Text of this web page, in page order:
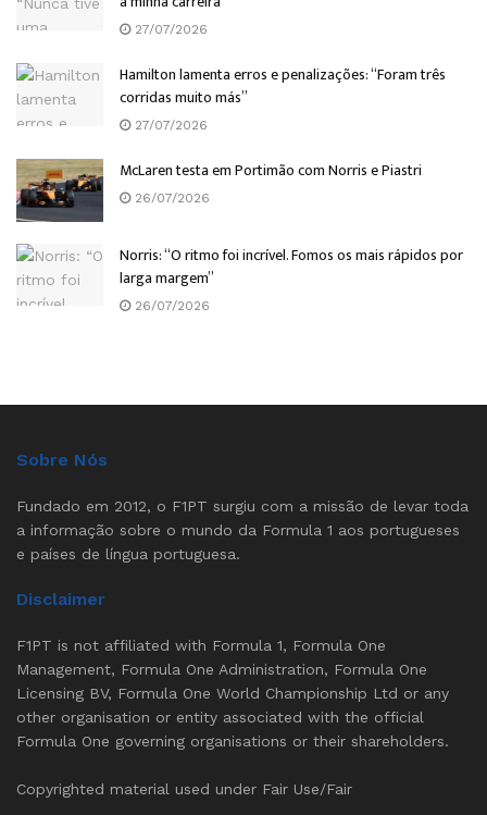
27/07/2026
Hamilton lamenta erros e penalizações: “Foram três
corridas muito más”
27/07/2026
McLaren testa em Portimão com Norris e Piastri
26/07/2026
Norris: “O ritmo foi incrível. Fomos os mais rápidos por
larga margem”
26/07/2026
Sobre Nós
Fundado em 2012, o F1PT surgiu com a missão de levar toda
a informação sobre o mundo da Formula 1 aos portugueses
e países de língua portuguesa.
Disclaimer
F1PT is not affiliated with Formula 1, Formula One
Management, Formula One Administration, Formula One
Licensing BV, Formula One World Championship Ltd or any
other organisation or entity associated with the official
Formula One governing organisations or their shareholders.
Copyrighted material used under Fair Use/Fair